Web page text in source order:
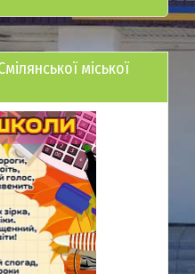
міської